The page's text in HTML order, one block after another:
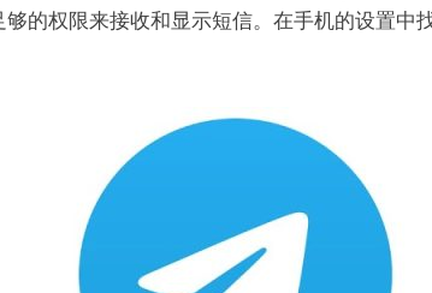
的权限来接收和显示短信。在手机的设置中